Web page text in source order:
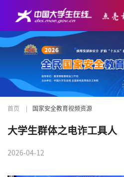
首页 国家安全教育视频资源
大学生群体之电诈工具人
2026-04-12